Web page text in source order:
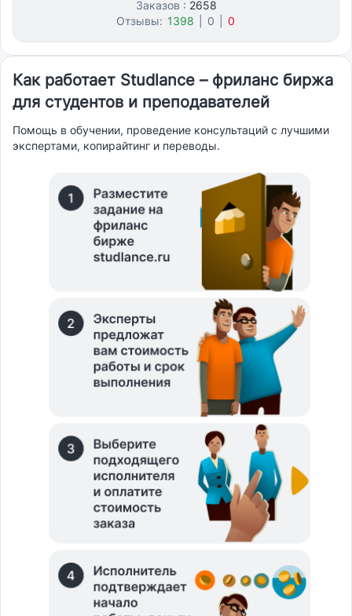
Заказов : 2658
Отзывы: 1398 0 0
Как работает Studlance – фриланс биржа
для студентов и преподавателей
Помощь в обучении, проведение консультаций с лучшими
экспертами, копирайтинг и переводы.